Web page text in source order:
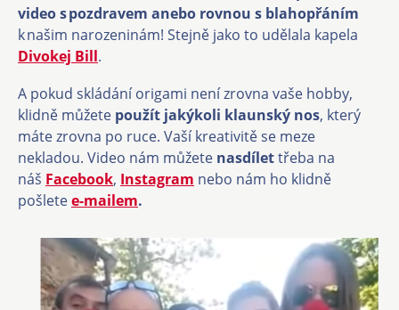
video s pozdravem anebo rovnou s blahopřáním
k našim narozeninám! Stejně jako to udělala kapela
Divokej Bill.
A pokud skládání origami není zrovna vaše hobby,
klidně můžete použít jakýkoli klaunský nos, který
máte zrovna po ruce. Vaší kreativitě se meze
nekladou. Video nám můžete nasdílettřeba na
náš Facebook, Instagram nebo nám ho klidně
pošletee-mailem.